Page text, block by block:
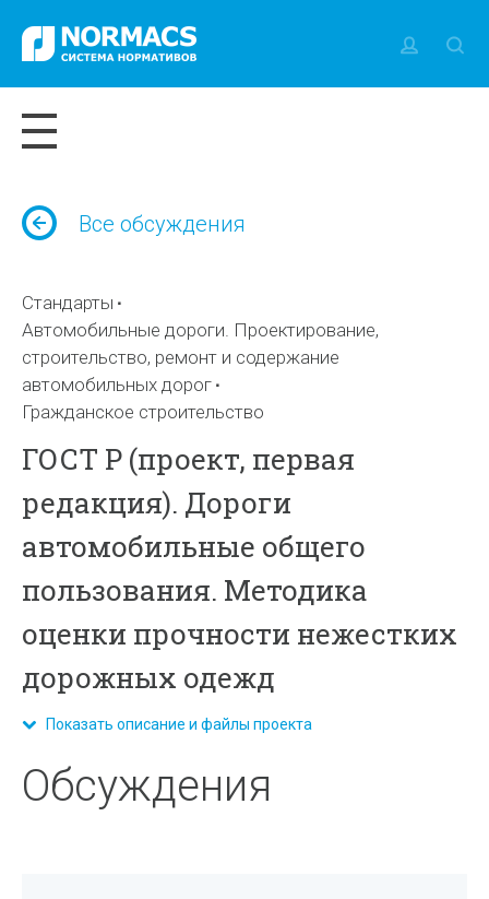
Все обсуждения
Стандарты
Автомобильные дороги. Проектирование,
строительство, ремонт и содержание
автомобильных дорог
Гражданское строительство
ГОСТ Р (проект, первая
редакция). Дороги
автомобильные общего
пользования. Методика
оценки прочности нежестких
дорожных одежд
Показать описание и файлы проекта
Обсуждения